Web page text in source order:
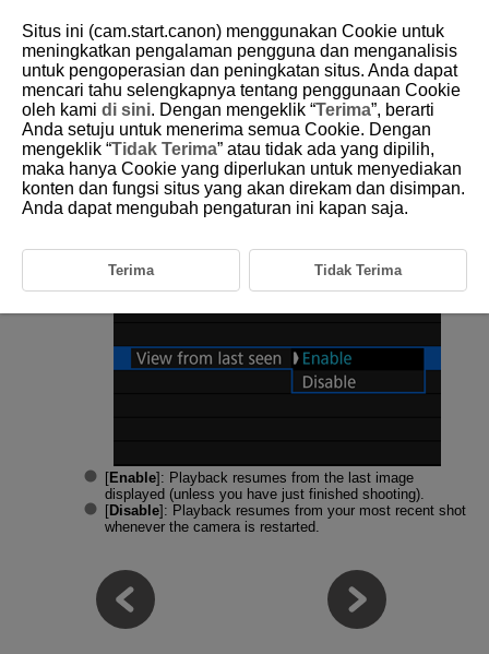
D388-167
Resuming from Previous Playback
Select [ :View from last seen] (
).
[Enable]: Playback resumes from the last image
displayed (unless you have just finished shooting).
[Disable]: Playback resumes from your most recent shot
whenever the camera is restarted.
Situs ini (cam.start.canon) menggunakan Cookie untuk
meningkatkan pengalaman pengguna dan menganalisis
untuk pengoperasian dan peningkatan situs. Anda dapat
mencari tahu selengkapnya tentang penggunaan Cookie
oleh kami di sini. Dengan mengeklik “Terima”, berarti
Anda setuju untuk menerima semua Cookie. Dengan
mengeklik “Tidak Terima” atau tidak ada yang dipilih,
maka hanya Cookie yang diperlukan untuk menyediakan
konten dan fungsi situs yang akan direkam dan disimpan.
Anda dapat mengubah pengaturan ini kapan saja.
Terima Tidak Terima